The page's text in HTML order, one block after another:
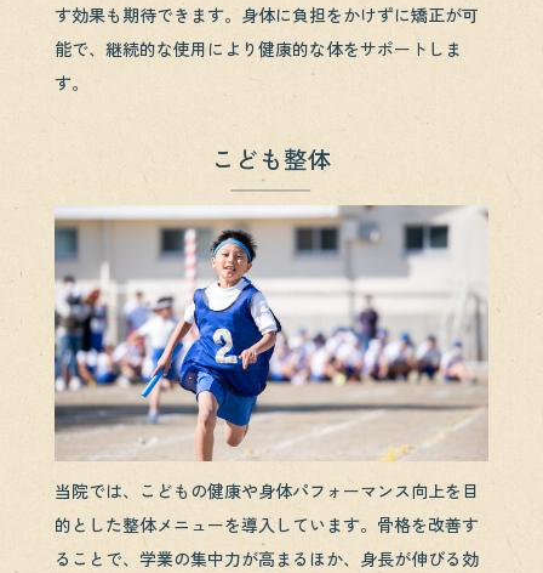
す効果も期待できます。身体に負担をかけずに矯正が可
能で、継続的な使用により健康的な体をサポートしま
す。
こども整体
当院では、こどもの健康や身体パフォーマンス向上を目
的とした整体メニューを導入しています。骨格を改善す
ることで、学業の集中力が高まるほか、身長が伸びる効